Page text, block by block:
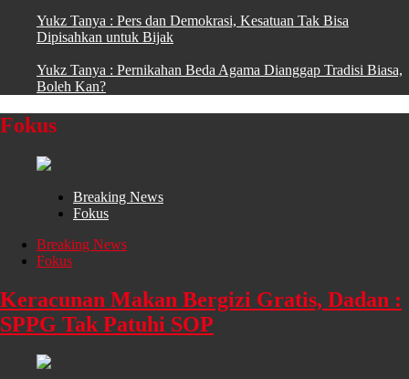
Yukz Tanya : Pers dan Demokrasi, Kesatuan Tak Bisa
Dipisahkan untuk Bijak
Yukz Tanya : Pernikahan Beda Agama Dianggap Tradisi Biasa,
Boleh Kan?
Fokus
Breaking News
Fokus
Breaking News
Fokus
Keracunan Makan Bergizi Gratis, Dadan :
SPPG Tak Patuhi SOP